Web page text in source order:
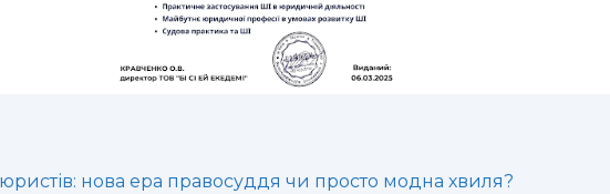
нова ера правосуддя чи просто модна хвиля?